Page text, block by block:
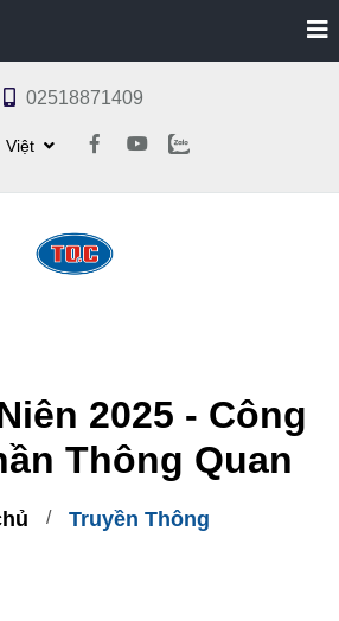
2025 - Công
Thông Quan
Truyền Thông
02518871409
Việt